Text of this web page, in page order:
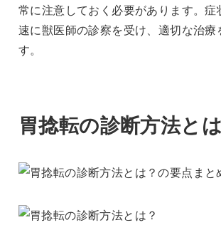
常に注意しておく必要があります。
速に獣医師の診察を受け、適切な治
す。
胃捻転の診断方法と